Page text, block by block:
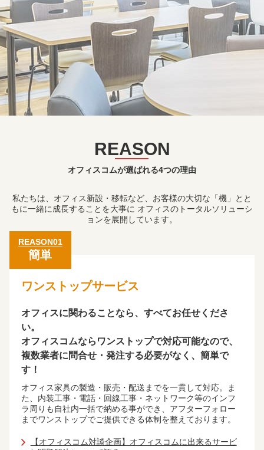
REASON
オフィスコムが選ばれる4つの理由
私たちは、オフィス新設・移転など、お客様の⼤切な「機」とと
もに⼀緒に成⻑することを⼤事に オフィスのトータルソリューシ
ョンを展開しています。
REASON01
簡単
ワンストップサービス
オフィスに関わることなら、すべてお任せくださ
い。
オフィスコムならワンストップで対応可能なので、
複数業者に問合せ・発注する必要がなく、簡単で
す！
オフィス家具の製造・販売・配送までを⼀貫して対応。ま
た、内装工事・電話・回線⼯事・ネットワーク等のインフ
ラ周りも⾃社内⼀括で納める事ができ、アフターフォロー
までワンストップでご提供できる体制を整えております。
【オフィスコム対談企画】オフィスコムに出来るサービ